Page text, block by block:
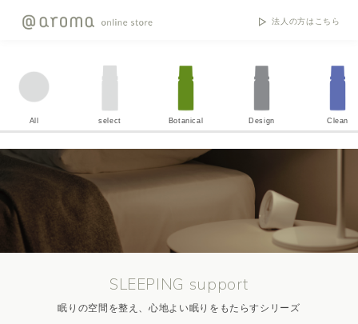
法人の方はこちら
All select Botanical Design Clean
SLEEPING support
眠りの空間を整え、心地よい眠りをもたらすシリーズ